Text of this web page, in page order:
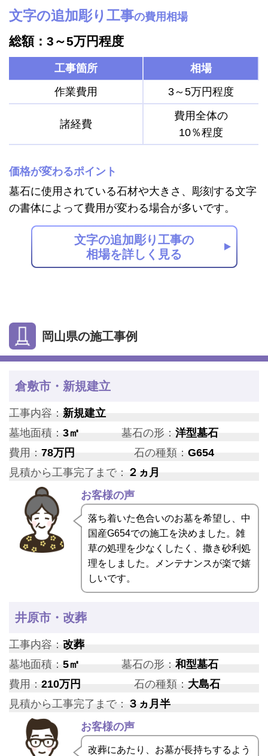
文字の追加彫り工事の費用相場
総額：3～5万円程度
工事箇所
相場
作業費用
3～5万円程度
諸経費
費用全体の
10％程度
価格が変わるポイント
墓石に使用されている石材や大きさ、彫刻する文字
の書体によって費用が変わる場合が多いです。
文字の追加彫り工事の
相場を詳しく見る
岡山県の施工事例
倉敷市・新規建立
工事内容： 新規建立
墓地面積： 3㎡ 墓石の形：洋型墓石
費用： 78万円 石の種類： G654
見積から工事完了まで： ２ヵ月
お客様の声
落ち着いた色合いのお墓を希望し、中
国産G654での施工を決めました。雑
草の処理を少なくしたく、撒き砂利処
理をしました。メンテナンスが楽で嬉
しいです。
井原市・改葬
工事内容： 改葬
墓地面積： 5㎡ 墓石の形：和型墓石
費用： 210万円 石の種類： 大島石
見積から工事完了まで： ３ヵ月半
お客様の声
改葬にあたり、お墓が長持ちするよう